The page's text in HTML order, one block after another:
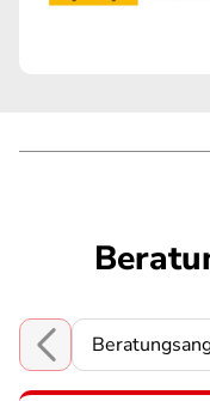
Choose a section